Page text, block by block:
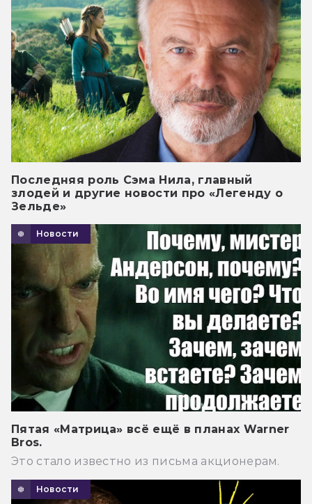
Последняя роль Сэма Нила, главный
злодей и другие новости про «Легенду о
Зельде»
Новости
Пятая «Матрица» всё ещё в планах Warner
Bros.
Это стало известно из письма акционерам.
Новости